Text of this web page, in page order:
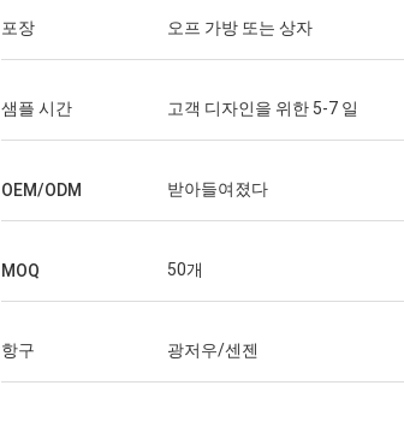
포장 오프 가방 또는 상자
샘플 시간 고객 디자인을 위한 5-7 일
OEM/ODM 받아들여졌다
MOQ 50개
항구 광저우/센젠